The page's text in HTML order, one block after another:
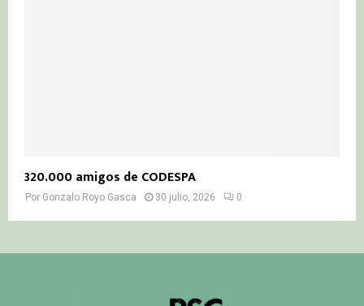
320.000 amigos de CODESPA
Por Gonzalo Royo Gasca 30 julio, 2026 0